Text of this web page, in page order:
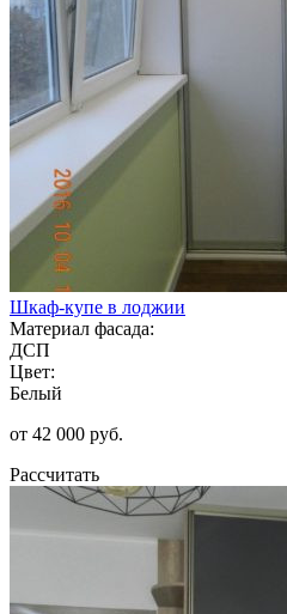
Шкаф-купе в лоджии
Материал фасада:
ДСП
Цвет:
Белый
от 42 000 руб.
Рассчитать